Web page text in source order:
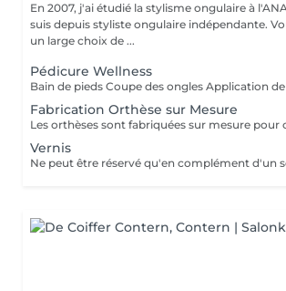
En 2007, j'ai étudié la stylisme ongulaire à
suis depuis styliste ongulaire indépendante. Vous trouverez ici
un large choix de ...
Pédicure Wellness
Fabrication Orthèse sur Mesure
Vernis